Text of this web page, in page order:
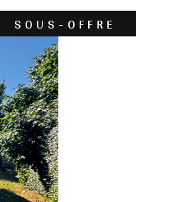
SOUS-OFFRE